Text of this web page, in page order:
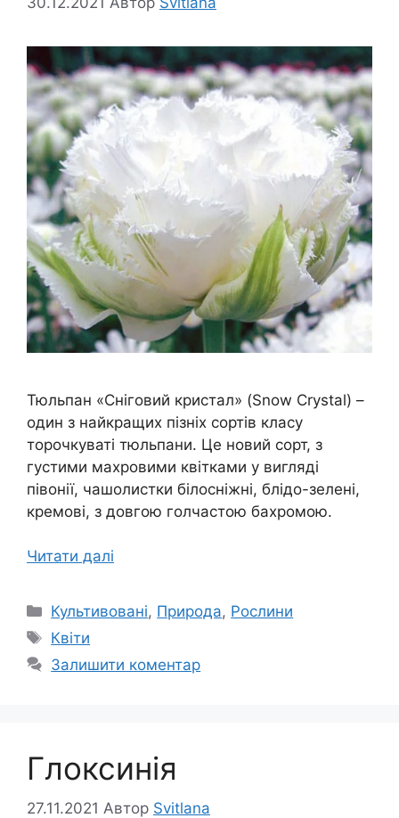
Тюльпан «Сніговий кристал» (Snow Crystal) –
один з найкращих пізніх сортів класу
торочкуваті тюльпани. Це новий сорт, з
густими махровими квітками у вигляді
півонії, чашолистки білосніжні, блідо-зелені,
кремові, з довгою голчастою бахромою.
Читати далі
Категорії
Культивовані, Природа, Рослини
Позначки
Квіти
Залишити коментар
Глоксинія
27.11.2021 Автор Svitlana